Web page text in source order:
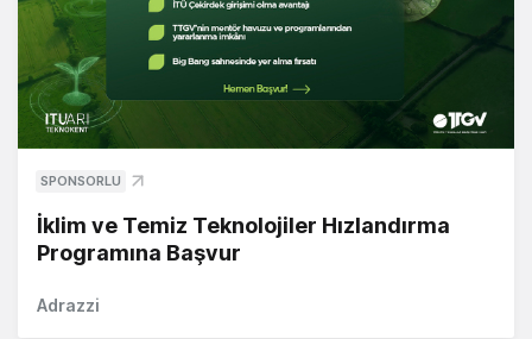
SPONSORLU
İklim ve Temiz Teknolojiler Hızlandırma
Programına Başvur
Adrazzi